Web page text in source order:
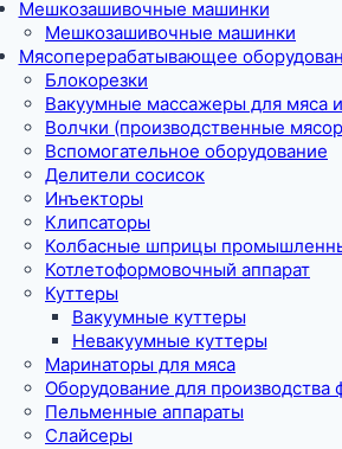
Мешкозашивочные машинки
Мешкозашивочные машинки
Мясоперерабатывающее
Блокорезки
Вакуумные массажеры для мяса
Волчки (производственные
Вспомогательное оборудование
Делители сосисок
Инъекторы
Клипсаторы
Колбасные шприцы
Котлетоформовочный аппарат
Куттеры
Вакуумные куттеры
Невакуумные куттеры
Маринаторы для мяса
Оборудование для производства
Пельменные аппараты
Слайсеры